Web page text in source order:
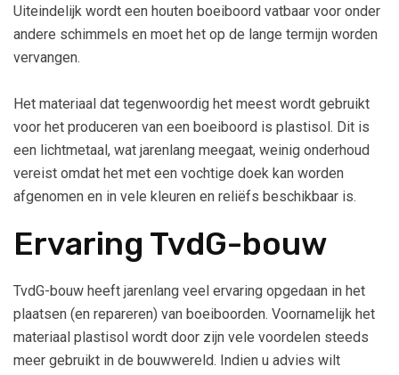
Uiteindelijk wordt een houten boeiboord vatbaar voor onder
andere schimmels en moet het op de lange termijn worden
vervangen.
Het materiaal dat tegenwoordig het meest wordt gebruikt
voor het produceren van een boeiboord is plastisol. Dit is
een lichtmetaal, wat jarenlang meegaat, weinig onderhoud
vereist omdat het met een vochtige doek kan worden
afgenomen en in vele kleuren en reliëfs beschikbaar is.
Ervaring TvdG-bouw
TvdG-bouw heeft jarenlang veel ervaring opgedaan in het
plaatsen (en repareren) van boeiboorden. Voornamelijk het
materiaal plastisol wordt door zijn vele voordelen steeds
meer gebruikt in de bouwwereld. Indien u advies wilt